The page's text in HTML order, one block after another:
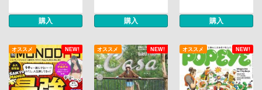
購入 購入 購入
NEW!
オススメ NEW!
オススメ NEW!
オススメ